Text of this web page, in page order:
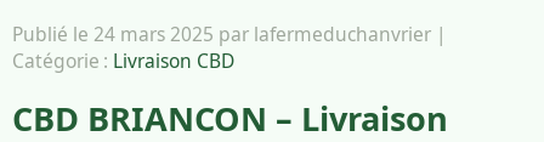
Publié le 24 mars 2025 par lafermeduchanvrier |
Catégorie : Livraison CBD
CBD BRIANCON – Livraison